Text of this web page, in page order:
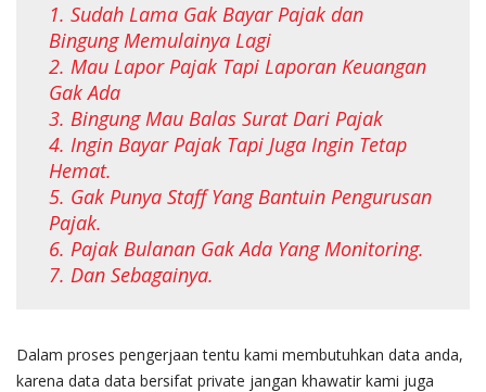
1. Sudah Lama Gak Bayar Pajak dan
Bingung Memulainya Lagi
2. Mau Lapor Pajak Tapi Laporan Keuangan
Gak Ada
3. Bingung Mau Balas Surat Dari Pajak
4. Ingin Bayar Pajak Tapi Juga Ingin Tetap
Hemat.
5. Gak Punya Staff Yang Bantuin Pengurusan
Pajak.
6. Pajak Bulanan Gak Ada Yang Monitoring.
7. Dan Sebagainya.
Dalam proses pengerjaan tentu kami membutuhkan data anda,
karena data data bersifat private jangan khawatir kami juga